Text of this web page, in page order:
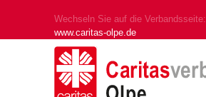
Wechseln Sie auf die Verbandsseite:
www.caritas-olpe.de